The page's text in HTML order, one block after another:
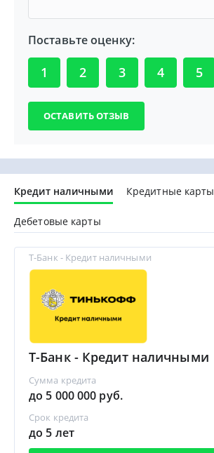
Поставьте оценку:
1 2 3 4 5
Кредит наличными Кредитные карты
Дебетовые карты
Т-Банк - Кредит наличными
Т-Банк - Кредит наличными
Сумма кредита
до 5 000 000 руб.
Срок кредита
до 5 лет